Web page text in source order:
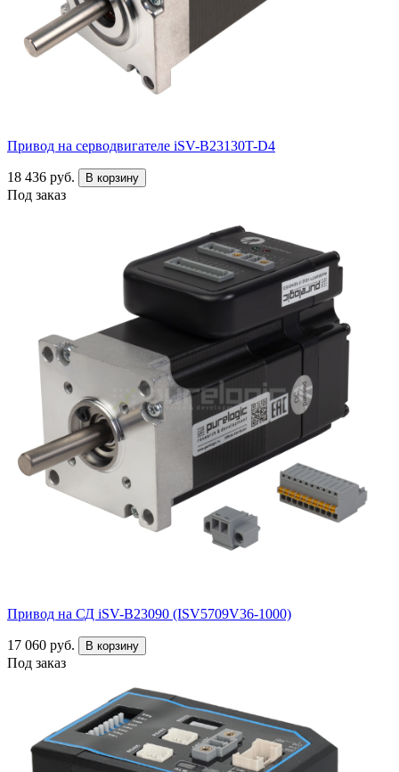
Привод на серводвигателе iSV-B23130T-D4
18 436 руб. В корзину
Под заказ
Привод на СД iSV-B23090 (ISV5709V36-1000)
17 060 руб. В корзину
Под заказ